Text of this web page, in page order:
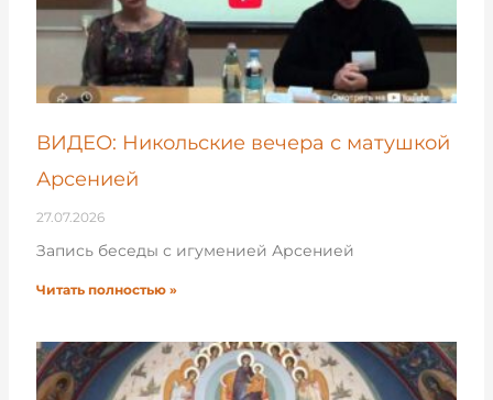
ВИДЕО: Никольские вечера с матушкой
Арсенией
27.07.2026
Запись беседы с игуменией Арсенией
Читать полностью »